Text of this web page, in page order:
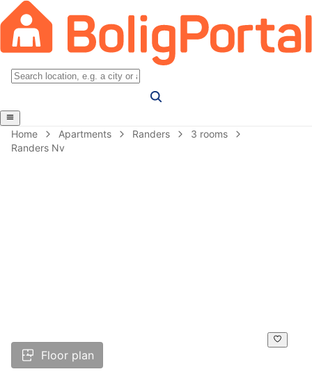
Home Apartments Randers
3 rooms
Randers Nv
Floor plan